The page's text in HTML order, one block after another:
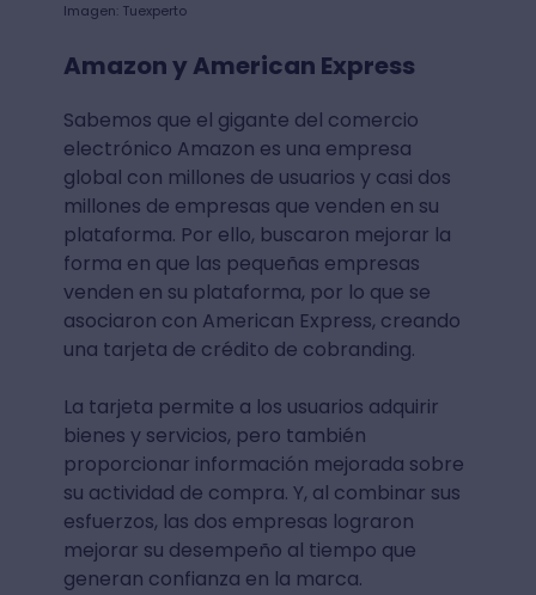
Imagen: Tuexperto
Amazon y American Express
Sabemos que el gigante del comercio
electrónico Amazon es una empresa
global con millones de usuarios y casi dos
millones de empresas que venden en su
plataforma. Por ello, buscaron mejorar la
forma en que las pequeñas empresas
venden en su plataforma, por lo que se
asociaron con American Express, creando
una tarjeta de crédito de cobranding.
La tarjeta permite a los usuarios adquirir
bienes y servicios, pero también
proporcionar información mejorada sobre
su actividad de compra. Y, al combinar sus
esfuerzos, las dos empresas lograron
mejorar su desempeño al tiempo que
generan confianza en la marca.